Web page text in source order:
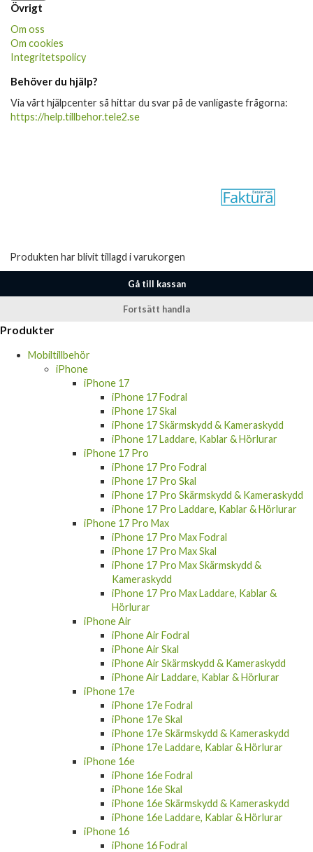
Övrigt
Om oss
Om cookies
Integritetspolicy
Behöver du hjälp?
Via vårt hjälpcenter så hittar du svar på de vanligaste frågorna:
https://help.tillbehor.tele2.se
Produkten har blivit tillagd i varukorgen
Gå till kassan
Fortsätt handla
Produkter
Mobiltillbehör
iPhone
iPhone 17
iPhone 17 Fodral
iPhone 17 Skal
iPhone 17 Skärmskydd & Kameraskydd
iPhone 17 Laddare, Kablar & Hörlurar
iPhone 17 Pro
iPhone 17 Pro Fodral
iPhone 17 Pro Skal
iPhone 17 Pro Skärmskydd & Kameraskydd
iPhone 17 Pro Laddare, Kablar & Hörlurar
iPhone 17 Pro Max
iPhone 17 Pro Max Fodral
iPhone 17 Pro Max Skal
iPhone 17 Pro Max Skärmskydd &
Kameraskydd
iPhone 17 Pro Max Laddare, Kablar &
Hörlurar
iPhone Air
iPhone Air Fodral
iPhone Air Skal
iPhone Air Skärmskydd & Kameraskydd
iPhone Air Laddare, Kablar & Hörlurar
iPhone 17e
iPhone 17e Fodral
iPhone 17e Skal
iPhone 17e Skärmskydd & Kameraskydd
iPhone 17e Laddare, Kablar & Hörlurar
iPhone 16e
iPhone 16e Fodral
iPhone 16e Skal
iPhone 16e Skärmskydd & Kameraskydd
iPhone 16e Laddare, Kablar & Hörlurar
iPhone 16
iPhone 16 Fodral